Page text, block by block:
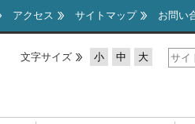
アクセス サイトマップ お問い
文字サイズ 小 中 大